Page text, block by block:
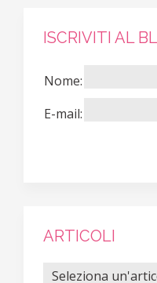
ISCRIVITI AL
Nome:
E-mail:
ARTICOLI